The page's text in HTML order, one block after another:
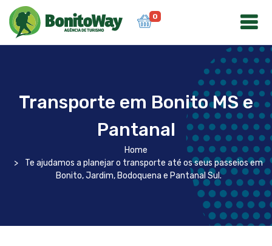
0
Transporte em Bonito MS e
Pantanal
Home
Te ajudamos a planejar o transporte até os seus passeios em
Bonito, Jardim, Bodoquena e Pantanal Sul.